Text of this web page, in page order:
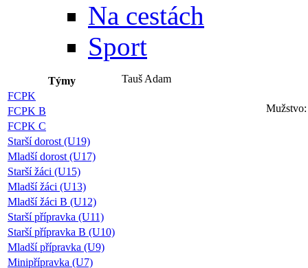
Na cestách
Sport
Týmy
FCPK
FCPK B
FCPK C
Starší dorost (U19)
Mladší dorost (U17)
Starší žáci (U15)
Mladší žáci (U13)
Mladší žáci B (U12)
Starší přípravka (U11)
Starší přípravka B (U10)
Mladší přípravka (U9)
Minipřípravka (U7)
Tauš Adam
Mužstvo: